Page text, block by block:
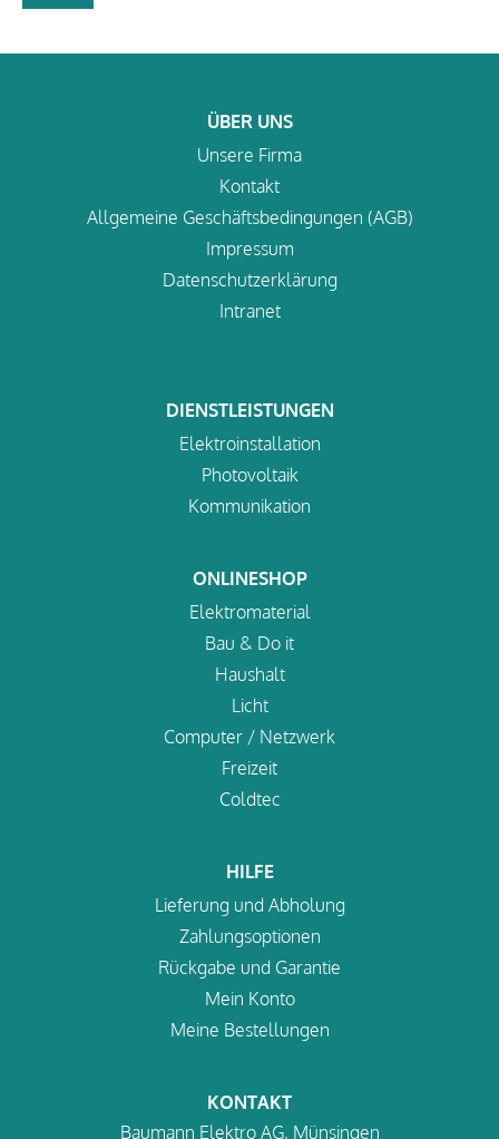
ÜBER UNS
Unsere Firma
Kontakt
Allgemeine Geschäftsbedingungen (AGB)
Impressum
Datenschutzerklärung
Intranet
DIENSTLEISTUNGEN
Elektroinstallation
Photovoltaik
Kommunikation
ONLINESHOP
Elektromaterial
Bau & Do it
Haushalt
Licht
Computer / Netzwerk
Freizeit
Coldtec
HILFE
Lieferung und Abholung
Zahlungsoptionen
Rückgabe und Garantie
Mein Konto
Meine Bestellungen
KONTAKT
Baumann Elektro AG, Münsingen